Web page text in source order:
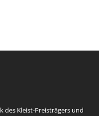
des Kleist-Preisträgers und